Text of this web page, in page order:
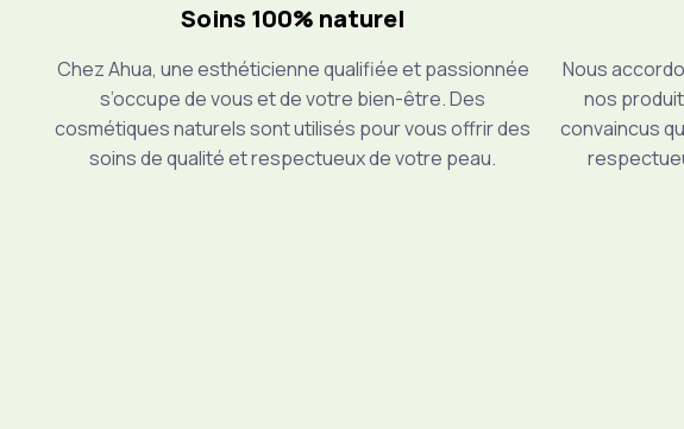
Soins 100% naturel
Chez Ahua, une esthéticienne qualifiée et passionnée
s’occupe de vous et de votre bien-être. Des
cosmétiques naturels sont utilisés pour vous offrir des
soins de qualité et respectueux de votre peau.
Nous
nos
convaincus